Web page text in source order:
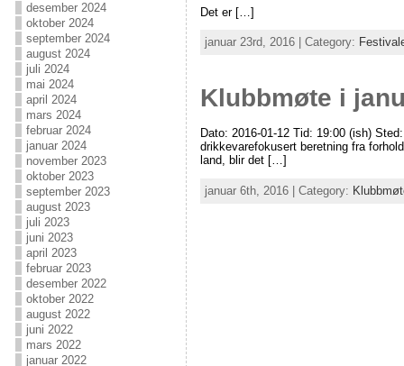
desember 2024
oktober 2024
september 2024
august 2024
juli 2024
mai 2024
april 2024
mars 2024
februar 2024
januar 2024
november 2023
oktober 2023
september 2023
august 2023
juli 2023
juni 2023
april 2023
februar 2023
desember 2022
oktober 2022
august 2022
juni 2022
mars 2022
januar 2022
Det er […]
januar 23rd, 2016 | Category:
Klubbmøte i
Dato: 2016-01-12 Tid: 19:00 (ish)
drikkevarefokusert beretning fra
land, blir det […]
januar 6th, 2016 | Category: